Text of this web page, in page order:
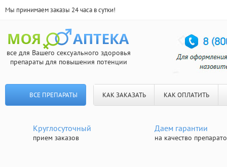
Мы принимаем заказы 24 часа в сутки!
все для Вашего сексуального здоровья
препараты для повышения потенции
ВСЕ ПРЕПАРАТЫ КАК ЗАКАЗАТЬ КАК ОПЛАТИТЬ
Круглосуточный
прием заказов
Даем гарантии
на качество